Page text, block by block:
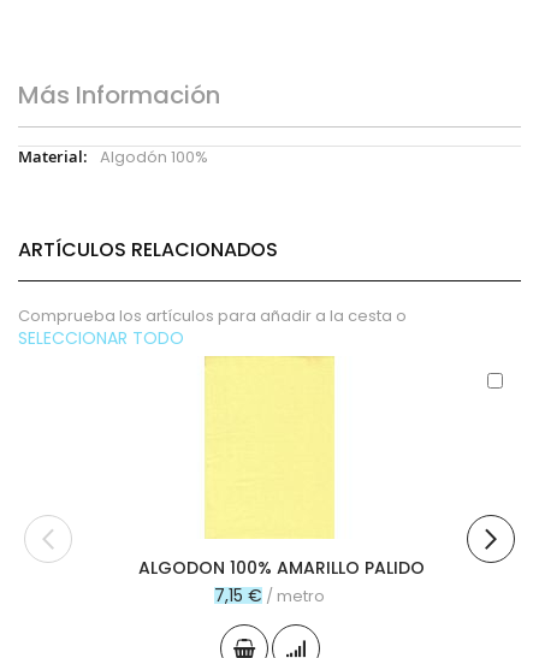
Más Información
Más
Algodón 100%
ARTÍCULOS RELACIONADOS
Comprueba los artículos para añadir a la cesta o
SELECCIONAR TODO
ALGODON 100% AMARILLO PALIDO
7,15 € / metro